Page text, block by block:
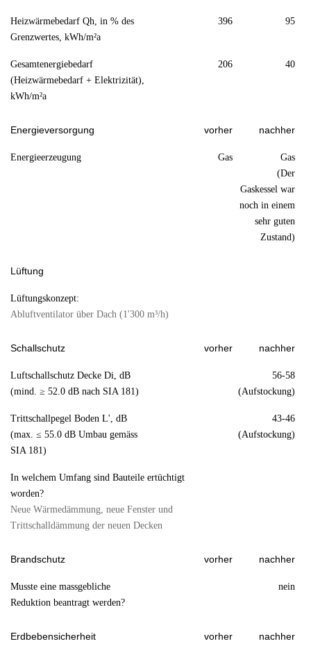
Heizwärmebedarf Qh, in % des
Grenzwertes, kWh/m²a
396 95
Gesamtenergiebedarf
(Heizwärmebedarf + Elektrizität),
kWh/m²a
206 40
Energieversorgung vorher nachher
Energieerzeugung Gas
Gas
(Der
Gaskessel war
noch in einem
sehr guten
Zustand)
Lüftung
Lüftungskonzept:
Abluftventilator über Dach (1'300 m³/h)
Schallschutz vorher nachher
Luftschallschutz Decke Di, dB
(mind. ≥ 52.0 dB nach SIA 181)
56-58
(Aufstockung)
Trittschallpegel Boden L', dB
(max. ≤ 55.0 dB Umbau gemäss
SIA 181)
43-46
(Aufstockung)
In welchem Umfang sind Bauteile ertüchtigt
worden?
Neue Wärmedämmung, neue Fenster und
Trittschalldämmung der neuen Decken
Brandschutz vorher nachher
Musste eine massgebliche
Reduktion beantragt werden?
nein
Erdbebensicherheit vorher nachher